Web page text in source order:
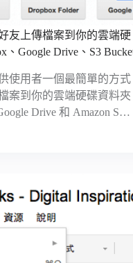
友上傳檔案到你的雲端硬
、Google Drive、S3
使用者一個最簡單的方式
案到你的雲端硬碟資料夾
Drive 和 Amazon S…